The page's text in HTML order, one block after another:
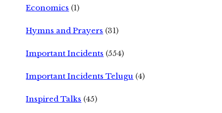
Economics (1)
Hymns and Prayers (31)
Important Incidents (554)
Important Incidents Telugu (4)
Inspired Talks (45)